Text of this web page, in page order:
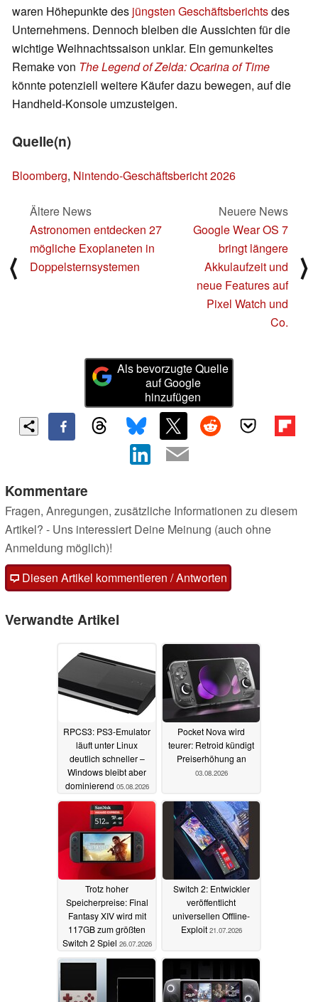
waren Höhepunkte des jüngsten Geschäftsberichtsdes
Unternehmens. Dennoch bleiben die Aussichten für die
wichtige Weihnachtssaison unklar. Ein gemunkeltes
Remake von The Legend of Zelda: Ocarina of Time
könnte potenziell weitere Käufer dazu bewegen, auf die
Handheld-Konsole umzusteigen.
Quelle(n)
Bloomberg, Nintendo-Geschäftsbericht 2026
⟨
Ältere News
Astronomen entdecken 27
mögliche Exoplaneten in
Doppelsternsystemen
Neuere News
Google Wear OS 7
bringt längere
Akkulaufzeit und
neue Features auf
Pixel Watch und
Co.
⟩
Als bevorzugte Quelle
auf Google
hinzufügen
Kommentare
Fragen, Anregungen, zusätzliche Informationen zu diesem
Artikel? - Uns interessiert Deine Meinung (auch ohne
Anmeldung möglich)!
Diesen Artikel kommentieren / Antworten
Verwandte Artikel
RPCS3: PS3-Emulator
läuft unter Linux
deutlich schneller –
Windows bleibt aber
dominierend 05.08.2026
Pocket Nova wird
teurer: Retroid kündigt
Preiserhöhung an
03.08.2026
Trotz hoher
Speicherpreise: Final
Fantasy XIV wird mit
117GB zum größten
Switch 2 Spiel 26.07.2026
Switch 2: Entwickler
veröffentlicht
universellen Offline-
Exploit 21.07.2026